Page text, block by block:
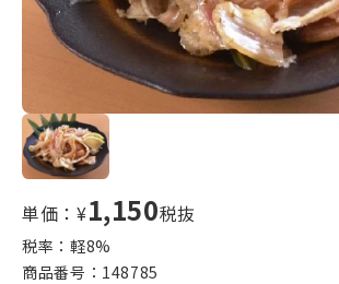
単価：¥1,150税抜
税率：軽8%
商品番号： 148785